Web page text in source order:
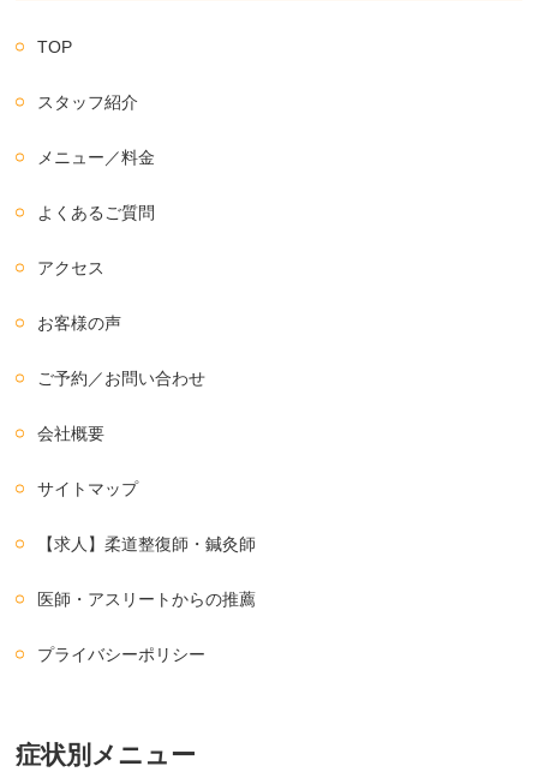
TOP
スタッフ紹介
メニュー／料金
よくあるご質問
アクセス
お客様の声
ご予約／お問い合わせ
会社概要
サイトマップ
【求人】柔道整復師・鍼灸師
医師・アスリートからの推薦
プライバシーポリシー
症状別メニュー